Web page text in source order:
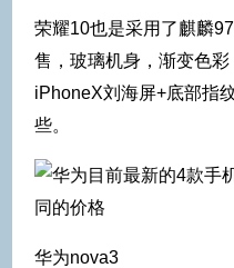
荣耀10也是采用了麒麟
售，玻璃机身，渐变色
iPhoneX刘海屏+底部指
些。
华为nova3